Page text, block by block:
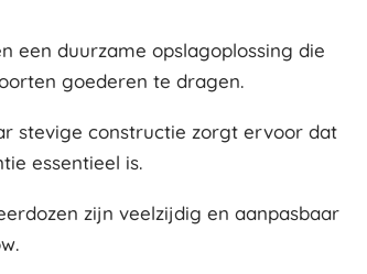
een duurzame opslagoplossing die
goederen te dragen.
stevige constructie zorgt ervoor dat
essentieel is.
zijn veelzijdig en aanpasbaar